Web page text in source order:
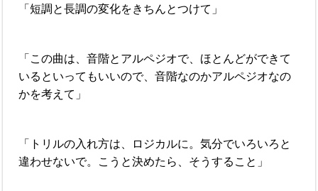
「短調と長調の変化をきちんとつけて」
「この曲は、音階とアルペジオで、ほとんどができて
いるといってもいいので、音階なのかアルペジオなの
かを考えて」
「トリルの入れ方は、ロジカルに。気分でいろいろと
違わせないで。こうと決めたら、そうすること」